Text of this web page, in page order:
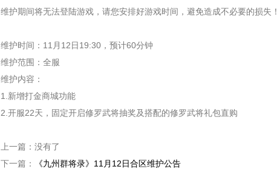
维护期间将无法登陆游戏，请您安排好游戏时间，避免造成不必要的损失！
维护时间：11月12日19:30，预计60分钟
维护范围：全服
维护内容：
1.新增打金商城功能
2.开服22天，固定开启修罗武将抽奖及搭配的修罗武将礼包直购
上一篇： 没有了
下一篇：
《九州群将录》11月12日合区维护公告